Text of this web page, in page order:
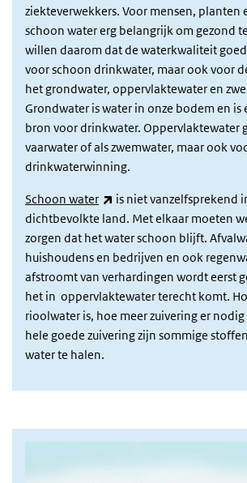
ziekteverwekkers. Voor mensen, planten
schoon water erg belangrijk om gezond
willen daarom dat de waterkwaliteit
voor schoon drinkwater, maar ook voor
het grondwater, oppervlaktewater en
Grondwater is water in onze bodem en is
bron voor drinkwater. Oppervlaktewater
vaarwater of als zwemwater, maar ook
drinkwaterwinning.
Schoon water (link is external)
is niet vanzelfsprekend
dichtbevolkte land. Met elkaar moeten
zorgen dat het water schoon blijft.
huishoudens en bedrijven en ook
afstroomt van verhardingen wordt eerst
het in oppervlaktewater terecht komt.
rioolwater is, hoe meer zuivering er nodig
hele goede zuivering zijn sommige
water te halen.